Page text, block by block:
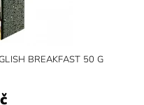
BREAKFAST 50 G